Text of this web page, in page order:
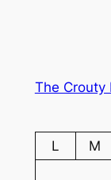
The Crouty
L
M